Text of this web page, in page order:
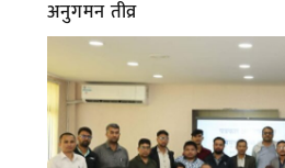
अनुगमन तीव्र